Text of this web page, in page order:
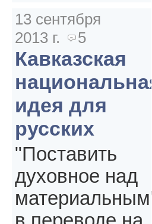
13 сентября
2013 г.
5
Кавказская
национальная
идея для
русских
"Поставить
духовное над
материальным"